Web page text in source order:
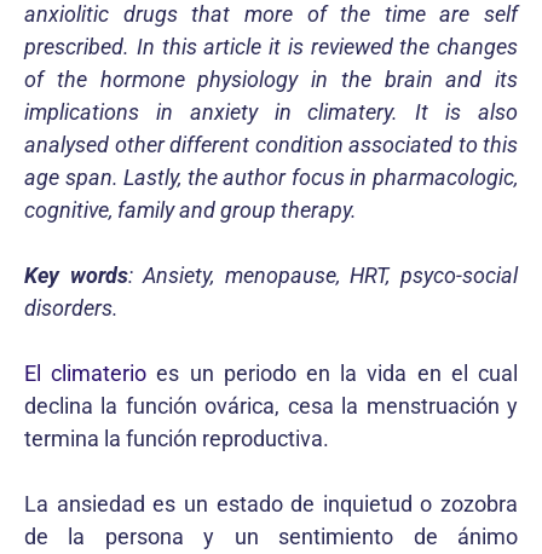
anxiolitic drugs that more of the time are self
prescribed. In this article it is reviewed the changes
of the hormone physiology in the brain and its
implications in anxiety in climatery. It is also
analysed other different condition associated to this
age span. Lastly, the author focus in pharmacologic,
cognitive, family and group therapy.
Key words: Ansiety, menopause, HRT, psyco-social
disorders.
El climaterio es un periodo en la vida en el cual
declina la función ovárica, cesa la menstruación y
termina la función reproductiva.
La ansiedad es un estado de inquietud o zozobra
de la persona y un sentimiento de ánimo